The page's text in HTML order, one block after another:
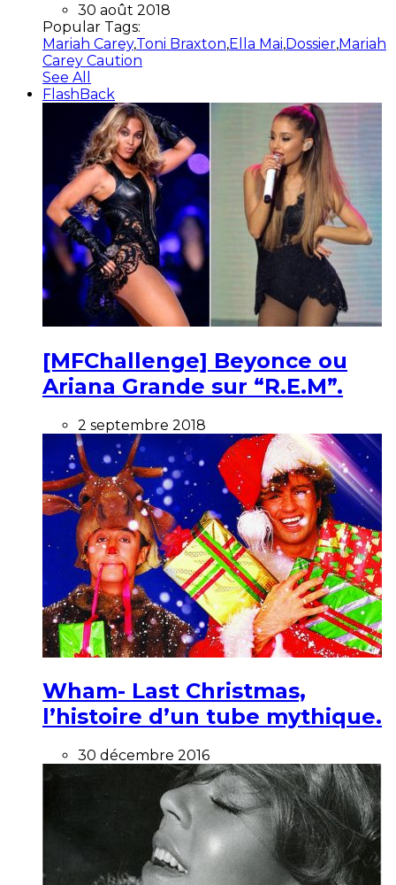
30 août 2018
Popular Tags:
Mariah Carey,Toni Braxton,Ella Mai,Dossier,Mariah
Carey Caution
See All
FlashBack
[MFChallenge] Beyonce ou
Ariana Grande sur “R.E.M”.
2 septembre 2018
Wham- Last Christmas,
l’histoire d’un tube mythique.
30 décembre 2016